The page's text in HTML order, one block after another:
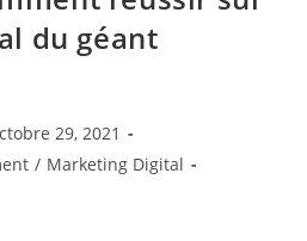
du géant
:
29, 2021
/ Marketing Digital